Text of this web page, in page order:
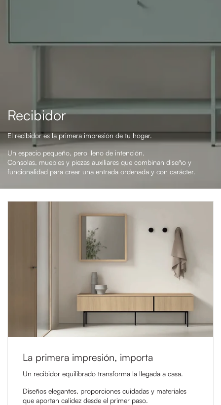
Recibidor
El recibidor es la primera impresión de tu hogar.
Un espacio pequeño, pero lleno de intención.
Consolas, muebles y piezas auxiliares que combinan diseño y
funcionalidad para crear una entrada ordenada y con carácter.
La primera impresión, importa
Un recibidor equilibrado transforma la llegada a casa.
Diseños elegantes, proporciones cuidadas y materiales
que aportan calidez desde el primer paso.